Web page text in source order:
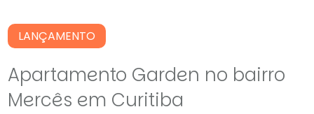
LANÇAMENTO
Apartamento Garden no bairro
Mercês em Curitiba